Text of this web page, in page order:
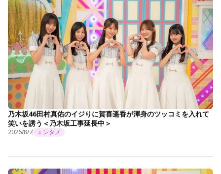
乃木坂46田村真佑のイジりに賀喜遥香が渾身のツッコミを入れて
笑いを誘う＜乃木坂工事延長中＞
2026/8/7 エンタメ